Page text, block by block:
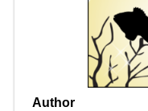
Author